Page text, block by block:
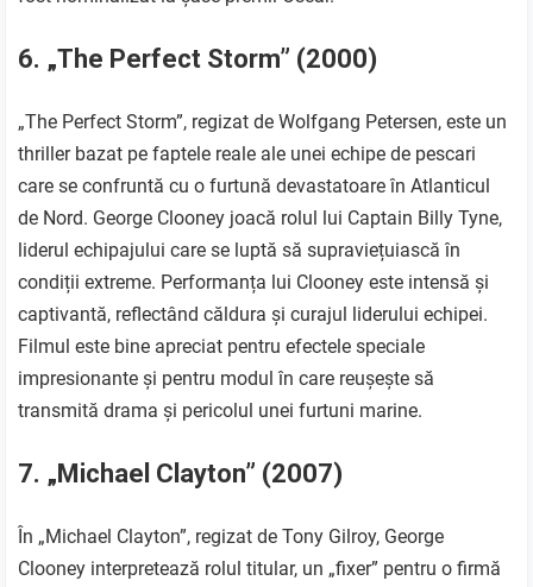
6. „The Perfect Storm” (2000)
„The Perfect Storm”, regizat de Wolfgang Petersen, este un
thriller bazat pe faptele reale ale unei echipe de pescari
care se confruntă cu o furtună devastatoare în Atlanticul
de Nord. George Clooney joacă rolul lui Captain Billy Tyne,
liderul echipajului care se luptă să supraviețuiască în
condiții extreme. Performanța lui Clooney este intensă și
captivantă, reflectând căldura și curajul liderului echipei.
Filmul este bine apreciat pentru efectele speciale
impresionante și pentru modul în care reușește să
transmită drama și pericolul unei furtuni marine.
7. „Michael Clayton” (2007)
În „Michael Clayton”, regizat de Tony Gilroy, George
Clooney interpretează rolul titular, un „fixer” pentru o firmă